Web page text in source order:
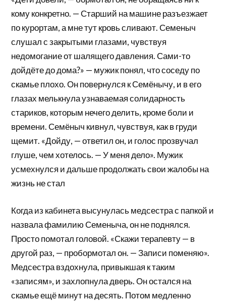
кому конкретно. — Старший на машине разъезжает
по курортам, а мне тут кровь сливают. Семеныч
слушал с закрытыми глазами, чувствуя
недомогание от шалящего давления. Сами-то
дойдёте до дома?» — мужик понял, что соседу по
скамье плохо. Он повернулся к Семёнычу, и в его
глазах мелькнула узнаваемая солидарность
стариков, которым нечего делить, кроме боли и
времени. Семёныч кивнул, чувствуя, как в груди
щемит. «Дойду, — ответил он, и голос прозвучал
глуше, чем хотелось. — У меня дело». Мужик
усмехнулся и дальше продолжать свои жалобы на
жизнь не стал
Когда из кабинета высунулась медсестра с папкой и
назвала фамилию Семеныча, он не поднялся.
Просто помотал головой. «Скажи терапевту — в
другой раз, — пробормотал он. — Записи поменяю».
Медсестра вздохнула, привыкшая к таким
«записям», и захлопнула дверь. Он остался на
скамье ещё минут на десять. Потом медленно